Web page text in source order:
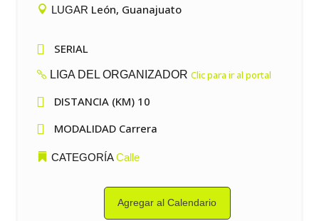
LUGAR León, Guanajuato
 SERIAL
LIGA DEL ORGANIZADOR Clic para ir al portal
 DISTANCIA (KM) 10
 MODALIDAD Carrera
CATEGORÍACalle
Agregar al Calendario